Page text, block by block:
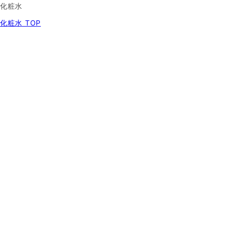
化粧水
化粧水 TOP